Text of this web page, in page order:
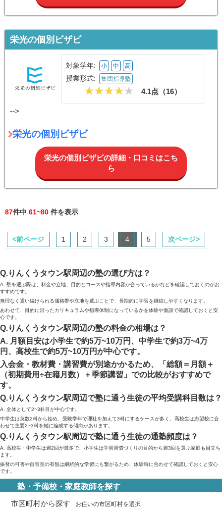
栄光の個別ビザビ
対象学年: 小 中 高
授業形式: 集団指導塾
4.1点（16）
-->
栄光の個別ビザビ
栄光の個別ビザビの詳細・口コミはこち
ら
87件中 61~80 件を表示
<前ページ 1 2 3 4 5 次ページ>
Q.りんくうタウン駅周辺の塾の選び方は？
A. 塾を選ぶ際は、料金や立地、目的とコースや指導内容が合っているかなどを確認しておくのがお
すすめです。
無理なく通い続けられる価格帯や立地を選ぶことで、長期的に学習を継続しやすくなります。
あわせて、目的に沿ったカリキュラムや指導体制になっているかを体験や面談で確認しておくと安
心です。
Q.りんくうタウン駅周辺の塾の料金の相場は？
A. 月額目安は小学生で約5万~10万円、中学生で約3万~4万
円、高校生で約5万~10万円が中心です。
入会金・教材費・講習費が別途かかるため、「総額＝月額＋
（初期費用÷在籍月数）＋季節講習」での比較がおすすめで
す。
Q.りんくうタウン駅周辺で塾に通う生徒の平均受講科目数は？
A. 全体として2~3科目が中心です。
中学生は英数2科から始め、受験学年で理社を加えて3科にするケースが多く、高校生は志望校に合
わせて主要2~3科を軸に編成する傾向があります。
Q.りんくうタウン駅周辺で塾に通う生徒の通塾頻度は？
A. 高校生・中学生は週2回が最多で、小学生は学習習慣づくりの目的から週3回を選ぶ家庭も目立ち
ます。
振替の可否や自習室の有無は継続的な学習にも繋がるため、体験時に合わせて確認しておくと安心
です。
塾・予備校・家庭教師を探す
市区町村から探す お住いの市区町村を選択